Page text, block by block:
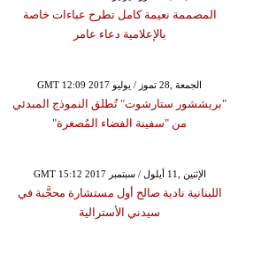
المصممة نعيمة كامل تطرح عباءات خاصة
بالإعلامية دعاء عامر
GMT 12:09 2017 الجمعة ,28 تموز / يوليو
"بريششور ستارشوت" تُطلق النموذج المبدئي
من "سفينة الفضاء المُصغرة"
GMT 15:12 2017 الإثنين ,11 أيلول / سبتمبر
اللبنانية نادية صالح أول مستشارة محجَّبة في
سيدني الأسترالية